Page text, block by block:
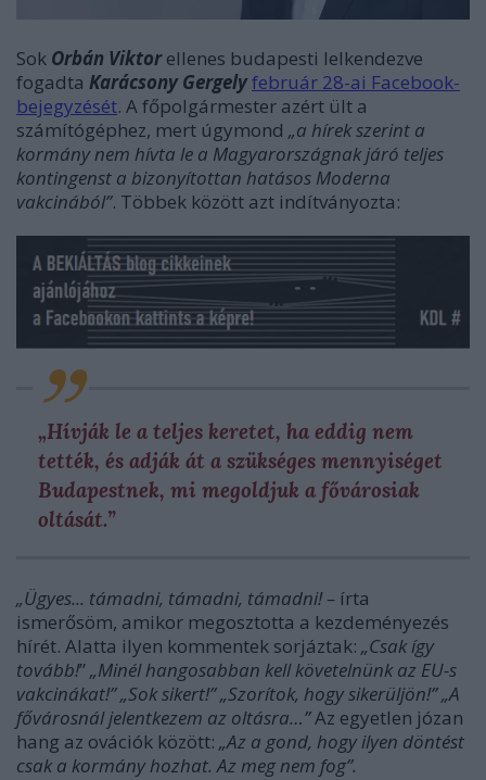
Sok Orbán Viktorellenes budapesti lelkendezve
fogadta Karácsony Gergelyfebruár 28-ai Facebook-
bejegyzését. A főpolgármester azért ült a
számítógéphez, mert úgymond „a hírek szerint a
kormány nem hívta le a Magyarországnak járó teljes
kontingenst a bizonyítottan hatásos Moderna
vakcinából”. Többek között azt indítványozta:
„Hívják le a teljes keretet, ha eddig nem
tették, és adják át a szükséges mennyiséget
Budapestnek, mi megoldjuk a fővárosiak
oltását.”
„Ügyes... támadni, támadni, támadni! – írta
ismerősöm, amikor megosztotta a kezdeményezés
hírét. Alatta ilyen kommentek sorjáztak: „Csak így
tovább!”„Minél hangosabban kell követelnünk az EU-s
vakcinákat!” „Sok sikert!” „Szorítok, hogy sikerüljön!” „A
fővárosnál jelentkezem az oltásra…”Az egyetlen józan
hang az ovációk között: „Az a gond, hogy ilyen döntést
csak a kormány hozhat. Az meg nem fog”.